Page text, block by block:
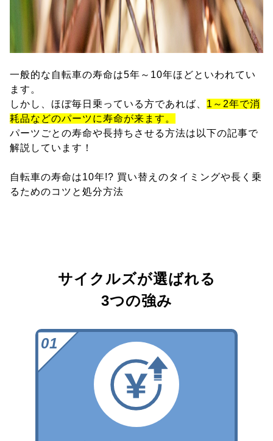
一般的な自転車の寿命は5年～10年ほどといわれてい
ます。
しかし、ほぼ毎日乗っている方であれば、 1～2年で消
耗品などのパーツに寿命が来ます。
パーツごとの寿命や長持ちさせる方法は以下の記事で
解説しています！
自転車の寿命は10年!? 買い替えのタイミングや長く乗
るためのコツと処分方法
サイクルズが選ばれる
3つの強み